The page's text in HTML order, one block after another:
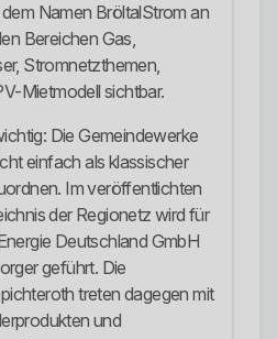
Namen BröltalStrom an
Bereichen Gas,
Stromnetzthemen,
Mietmodell sichtbar.
Die Gemeindewerke
einfach als klassischer
Im veröffentlichten
der Regionetz wird für
Deutschland GmbH
geführt. Die
treten dagegen mit
und